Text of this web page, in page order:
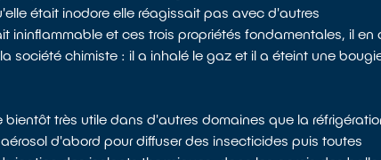
était inodore elle réagissait pas avec d'autres
et ces trois propriétés fondamentales, il en
société chimiste : il a inhalé le gaz et il a éteint une
très utile dans d'autres domaines que la
d'abord pour diffuser des insecticides puis toutes